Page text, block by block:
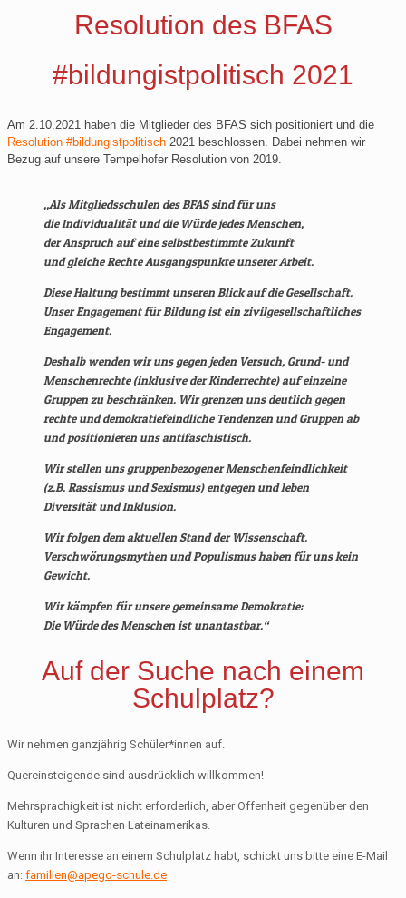
Resolution des BFAS
#bildungistpolitisch 2021
Am 2.10.2021 haben die Mitglieder des BFAS sich positioniert und die
Resolution #bildungistpolitisch 2021 beschlossen. Dabei nehmen wir
Bezug auf unsere Tempelhofer Resolution von 2019.
„Als Mitgliedsschulen des BFAS sind für uns
die Individualität und die Würde jedes Menschen,
der Anspruch auf eine selbstbestimmte Zukunft
und gleiche Rechte Ausgangspunkte unserer Arbeit.
Diese Haltung bestimmt unseren Blick auf die Gesellschaft.
Unser Engagement für Bildung ist ein zivilgesellschaftliches
Engagement.
Deshalb wenden wir uns gegen jeden Versuch, Grund- und
Menschenrechte (inklusive der Kinderrechte) auf einzelne
Gruppen zu beschränken. Wir grenzen uns deutlich gegen
rechte und demokratiefeindliche Tendenzen und Gruppen ab
und positionieren uns antifaschistisch.
Wir stellen uns gruppenbezogener Menschenfeindlichkeit
(z.B. Rassismus und Sexismus) entgegen und leben
Diversität und Inklusion.
Wir folgen dem aktuellen Stand der Wissenschaft.
Verschwörungsmythen und Populismus haben für uns kein
Gewicht.
Wir kämpfen für unsere gemeinsame Demokratie:
Die Würde des Menschen ist unantastbar.“
Auf der Suche nach einem
Schulplatz?
Wir nehmen ganzjährig Schüler*innen auf.
Quereinsteigende sind ausdrücklich willkommen!
Mehrsprachigkeit ist nicht erforderlich, aber Offenheit gegenüber den
Kulturen und Sprachen Lateinamerikas.
Wenn ihr Interesse an einem Schulplatz habt, schickt uns bitte eine E-Mail
an: familien@apego-schule.de